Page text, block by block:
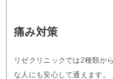
痛み対策
リゼクリニックでは2種類か
な人にも安心して通えます。